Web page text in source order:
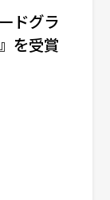
ドグラ
を受賞